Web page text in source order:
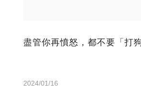
盡管你再憤怒，都不要「打
2024/01/16